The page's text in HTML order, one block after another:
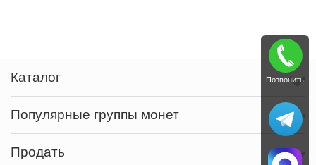
Каталог
Популярные группы монет
Продать
Позвонить